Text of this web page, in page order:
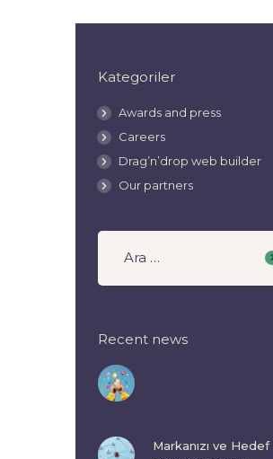
Kategoriler
Awards and press
Careers
Drag’n’drop web builder
Our partners
Recent news
Markanızı ve Hedef